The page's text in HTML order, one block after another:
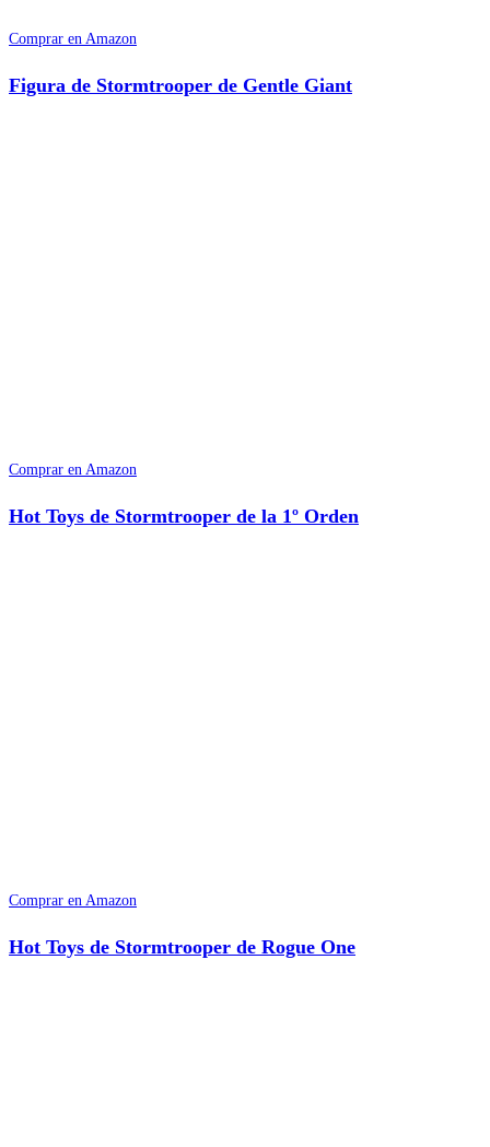
Comprar en Amazon
Figura de Stormtrooper de Gentle Giant
Comprar en Amazon
Hot Toys de Stormtrooper de la 1º Orden
Comprar en Amazon
Hot Toys de Stormtrooper de Rogue One